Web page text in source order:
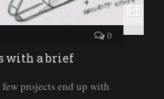
0
with a brief
projects end up with